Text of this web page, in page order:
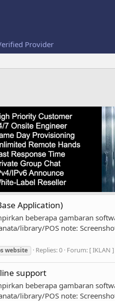
Provider
Application)
beberapa gambaran
library/POS note:
website Replies: 0 Forum: [ IKLAN
support
beberapa gambaran
library/POS note: